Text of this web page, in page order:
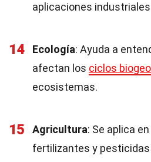
aplicaciones
14 Ecología: Ayuda a
afectan los ciclos
ecosistemas.
15 Agricultura: Se aplica
fertilizantes y